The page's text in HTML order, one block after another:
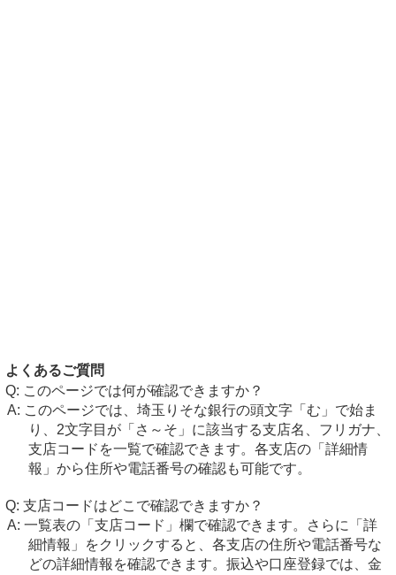
よくあるご質問
このページでは何が確認できますか？
このページでは、埼玉りそな銀行の頭文字「む」で始ま
り、2文字目が「さ～そ」に該当する支店名、フリガナ、
支店コードを一覧で確認できます。各支店の「詳細情
報」から住所や電話番号の確認も可能です。
支店コードはどこで確認できますか？
一覧表の「支店コード」欄で確認できます。さらに「詳
細情報」をクリックすると、各支店の住所や電話番号な
どの詳細情報を確認できます。振込や口座登録では、金